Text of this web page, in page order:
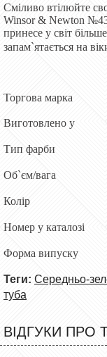
Сміливо втілюйте
Winsor & Newton
принесе у світ
запам`ятається на
Торгова
Тип фарби
Об`єм/
Колір
Номер у
Форма
Теги: Середньо-
туба
ВІДГУКИ ПРО